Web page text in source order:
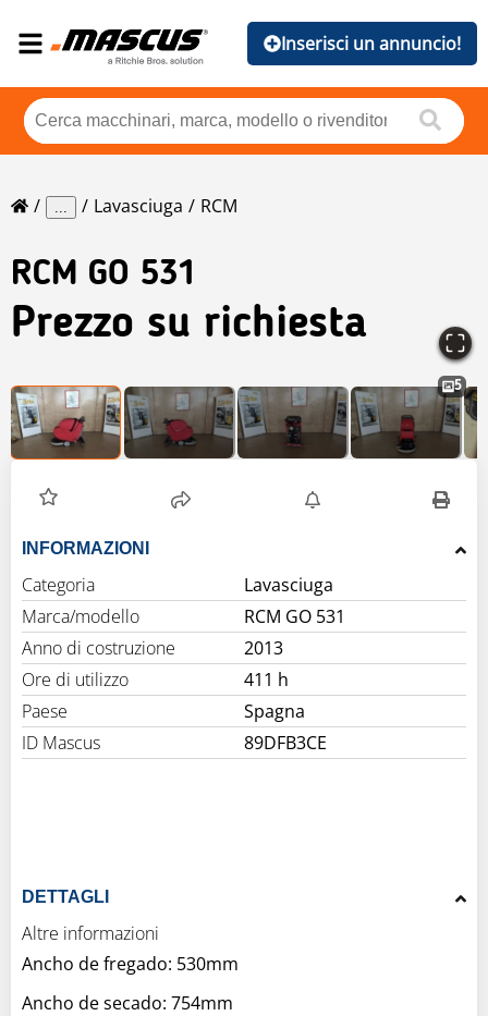
Inserisci un annuncio!
... Lavasciuga RCM
RCM GO 531
Prezzo su richiesta
5
INFORMAZIONI
Categoria
Lavasciuga
Marca/modello
RCM GO 531
Anno di costruzione
2013
Ore di utilizzo
411 h
Paese
Spagna
ID Mascus
89DFB3CE
DETTAGLI
Altre informazioni
Ancho de fregado: 530mm
Ancho de secado: 754mm